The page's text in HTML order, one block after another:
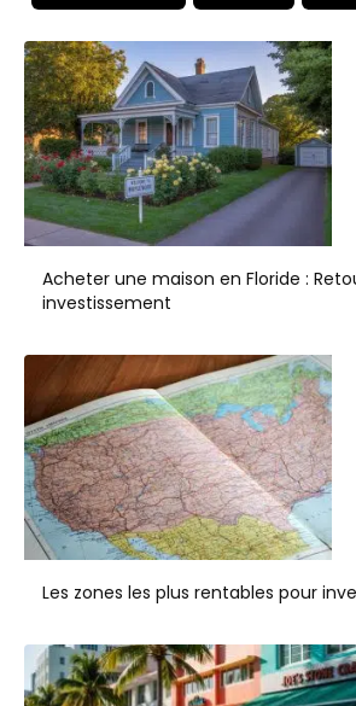
Acheter une maison en Floride :
investissement
Les zones les plus rentables pour